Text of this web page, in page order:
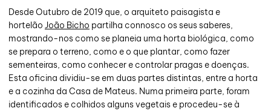
Desde Outubro de 2019 que, o arquiteto paisagista e
hortelão João Bicho partilha connosco os seus saberes,
mostrando-nos como se planeia uma horta biológica, como
se prepara o terreno, como e o que plantar, como fazer
sementeiras, como conhecer e controlar pragas e doenças.
Esta oficina dividiu-se em duas partes distintas, entre a horta
e a cozinha da Casa de Mateus. Numa primeira parte, foram
identificados e colhidos alguns vegetais e procedeu-se à